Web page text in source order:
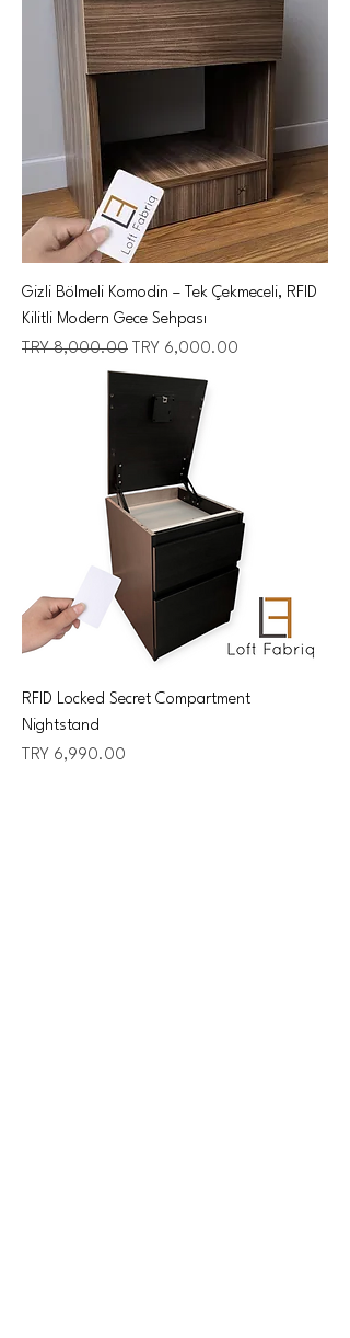
Gizli Bölmeli Komodin – Tek Çekmeceli, RFID
Kilitli Modern Gece Sehpası
Regular Price
TRY 8,000.00 Sale Price
TRY 6,000.00
RFID Locked Secret Compartment
Nightstand
Price
TRY 6,990.00